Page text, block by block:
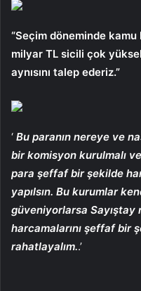
“Seçim döneminde
milyar TL sicili çok
aynısını talep ederiz.”
‘ Bu paranın nereye ve
bir komisyon kurulmalı
para şeffaf bir şekilde
yapılsın. Bu kurumlar
güveniyorlarsa Sayıştay
harcamalarını şeffaf bir
rahatlayalım..’